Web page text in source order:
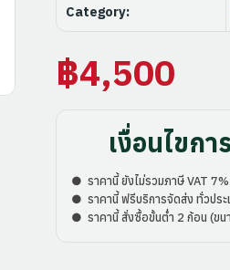
Category:
฿4,500
เงื่อนไขกา
● ราคานี้ ยังไม่รวมภาษี VAT 7%
● ราคานี้ ฟรีบริการจัดส่ง ทั่วประ
● ราคานี้ สั่งซื้อขั้นต่ำ 2 ก้อน (ขน